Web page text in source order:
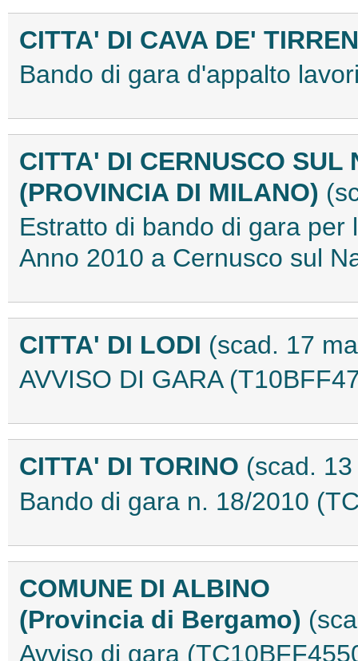
CITTA' DI CAVA DE'
Bando di gara d'appalto
CITTA' DI CERNUSCO SUL
(PROVINCIA DI MILANO)
Estratto di bando di gara
Anno 2010 a Cernusco sul
CITTA' DI LODI (scad. 17
AVVISO DI GARA
CITTA' DI TORINO (scad.
Bando di gara n. 18/2010
COMUNE DI ALBINO
(Provincia di Bergamo)
Avviso di gara